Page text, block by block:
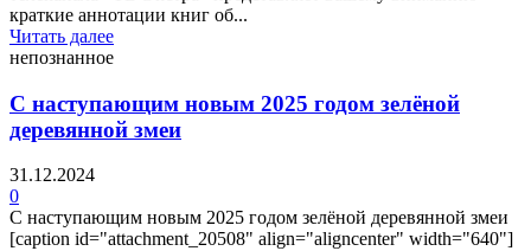
краткие аннотации книг об...
Читать далее
непознанное
С наступающим новым 2025 годом зелёной
деревянной змеи
31.12.2024
0
С наступающим новым 2025 годом зелёной деревянной змеи
[caption id="attachment_20508" align="aligncenter" width="640"]